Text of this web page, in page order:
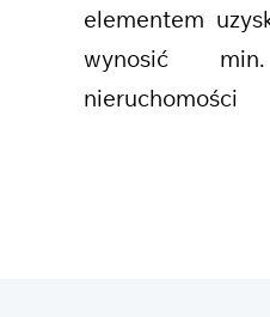
elementem
wynosić
nieruchomości